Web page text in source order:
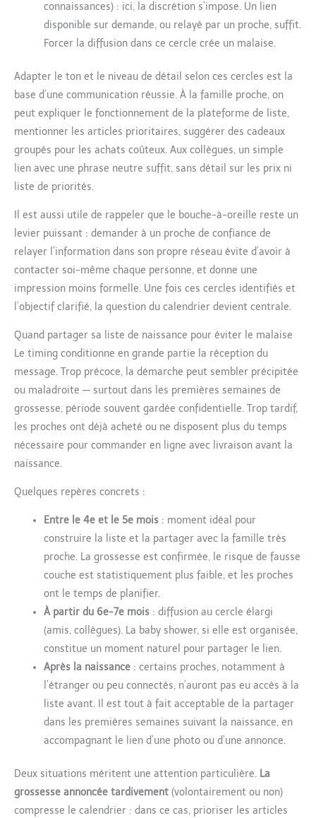
connaissances) : ici, la discrétion s’impose. Un lien
disponible sur demande, ou relayé par un proche, suffit.
Forcer la diffusion dans ce cercle crée un malaise.
Adapter le ton et le niveau de détail selon ces cercles est la
base d’une communication réussie. À la famille proche, on
peut expliquer le fonctionnement de la plateforme de liste,
mentionner les articles prioritaires, suggérer des cadeaux
groupés pour les achats coûteux. Aux collègues, un simple
lien avec une phrase neutre suffit, sans détail sur les prix ni
liste de priorités.
Il est aussi utile de rappeler que le bouche-à-oreille reste un
levier puissant : demander à un proche de confiance de
relayer l’information dans son propre réseau évite d’avoir à
contacter soi-même chaque personne, et donne une
impression moins formelle. Une fois ces cercles identifiés et
l’objectif clarifié, la question du calendrier devient centrale.
Quand partager sa liste de naissance pour éviter le malaise
Le timing conditionne en grande partie la réception du
message. Trop précoce, la démarche peut sembler précipitée
ou maladroite — surtout dans les premières semaines de
grossesse, période souvent gardée confidentielle. Trop tardif,
les proches ont déjà acheté ou ne disposent plus du temps
nécessaire pour commander en ligne avec livraison avant la
naissance.
Quelques repères concrets :
Entre le 4e et le 5e mois : moment idéal pour
construire la liste et la partager avec la famille très
proche. La grossesse est confirmée, le risque de fausse
couche est statistiquement plus faible, et les proches
ont le temps de planifier.
À partir du 6e-7e mois : diffusion au cercle élargi
(amis, collègues). La baby shower, si elle est organisée,
constitue un moment naturel pour partager le lien.
Après la naissance : certains proches, notamment à
l’étranger ou peu connectés, n’auront pas eu accès à la
liste avant. Il est tout à fait acceptable de la partager
dans les premières semaines suivant la naissance, en
accompagnant le lien d’une photo ou d’une annonce.
Deux situations méritent une attention particulière. La
grossesse annoncée tardivement (volontairement ou non)
compresse le calendrier : dans ce cas, prioriser les articles